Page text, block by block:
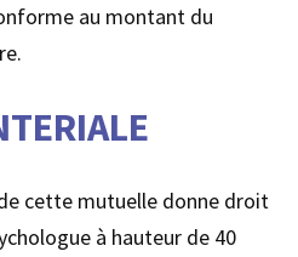
au montant du
cette mutuelle donne droit
à hauteur de 40